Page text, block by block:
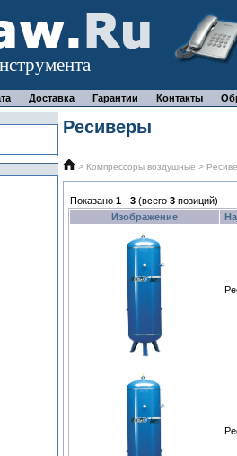
Доставка Гарантии Контакты
Ресиверы
> Компрессоры воздушные >
Показано 1 - 3 (всего 3 позиций)
Изображение